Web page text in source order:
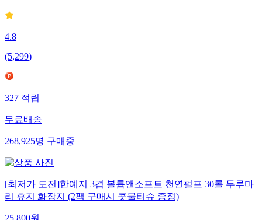
4.8
(5,299)
327적립
무료배송
268,925명구매중
[최저가 도전]한예지 3겹 볼륨앤소프트 천연펄프 30롤 두루마
리 휴지 화장지 (2팩 구매시 콧물티슈 증정)